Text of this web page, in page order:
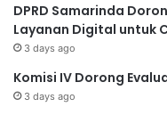
DPRD Samarinda
Layanan Digital untuk
3 days ago
Komisi IV Dorong
3 days ago